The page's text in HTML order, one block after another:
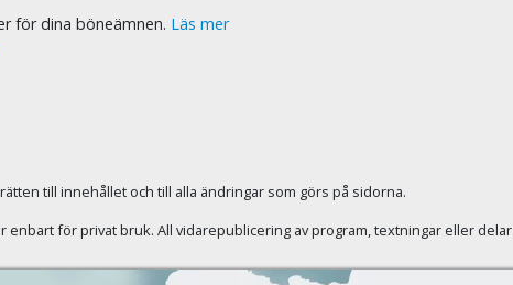
för dina böneämnen. Läs mer
till innehållet och till alla ändringar som görs på sidorna.
enbart för privat bruk. All vidarepublicering av program, textningar eller